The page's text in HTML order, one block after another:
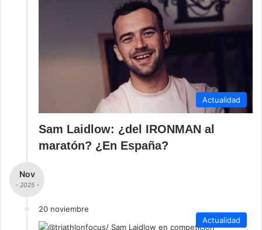
Actualidad
Sam Laidlow: ¿del IRONMAN al
maratón? ¿En España?
Nov
- 2025 -
20 noviembre
Actualidad